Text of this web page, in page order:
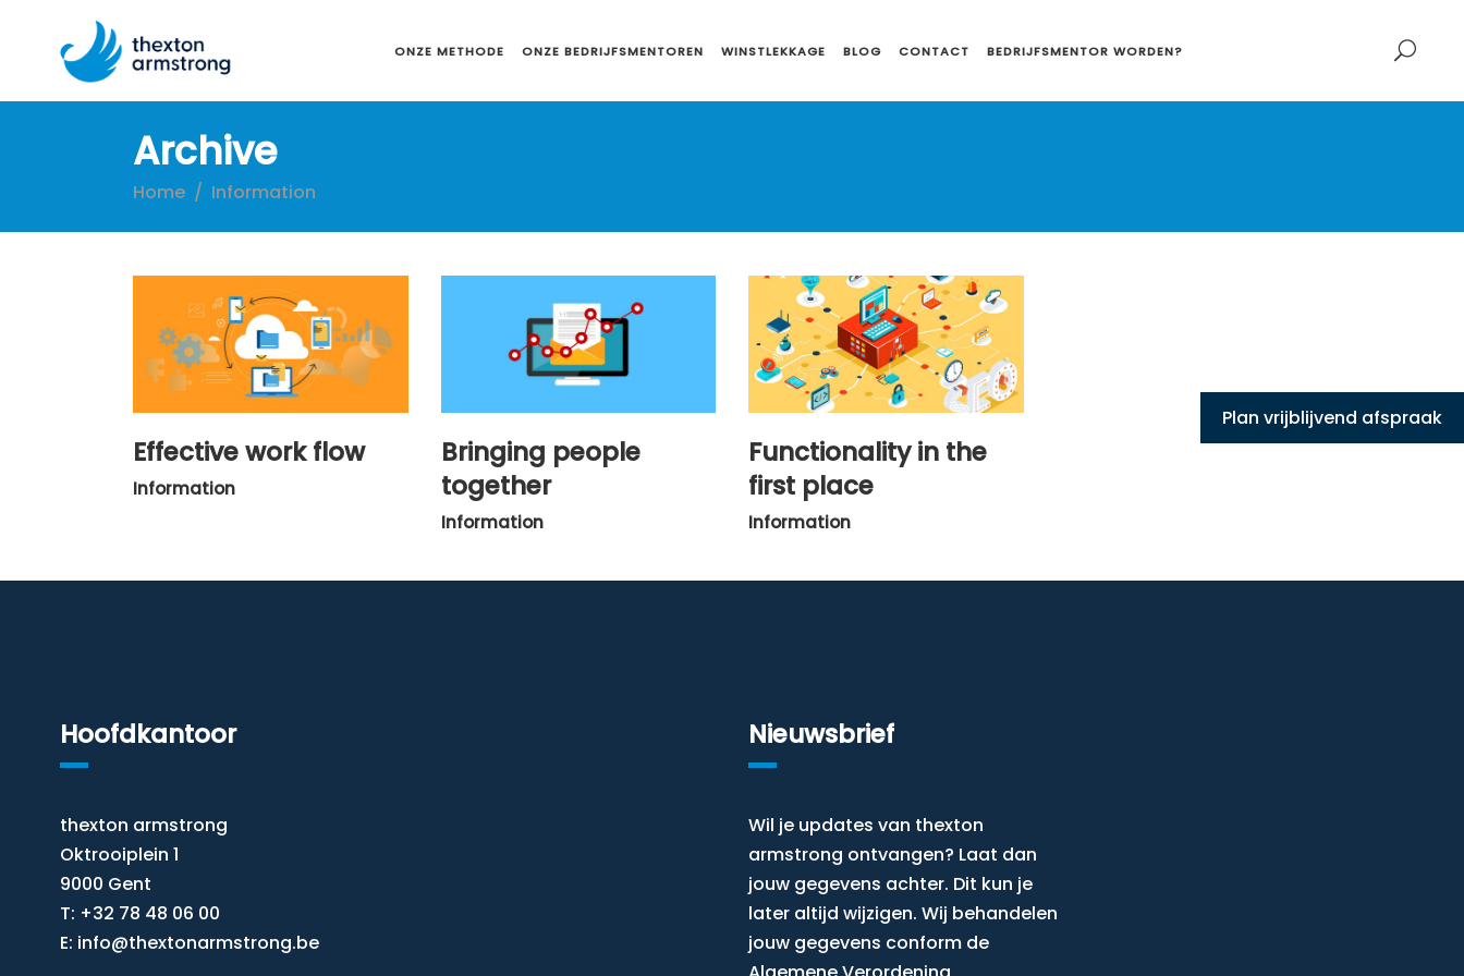
Plan vrijblijvend afspraak
ONZE METHODE ONZE BEDRIJFSMENTOREN WINSTLEKKAGE BLOG CONTACT BEDRIJFSMENTOR WORDEN?
Archive
Home / Information
Effective work flow
Information
Bringing people
together
Information
Functionality in the
first place
Information
Hoofdkantoor
thexton armstrong
Oktrooiplein 1
9000 Gent
T: +32 78 48 06 00
E: info@thextonarmstrong.be
Nieuwsbrief
Wil je updates van thexton
armstrong ontvangen? Laat dan
jouw gegevens achter. Dit kun je
later altijd wijzigen. Wij behandelen
jouw gegevens conform de